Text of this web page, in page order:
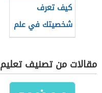
كيف تعرف
شخصيتك في علم
النفس
مقالات من تصنيف تعليم